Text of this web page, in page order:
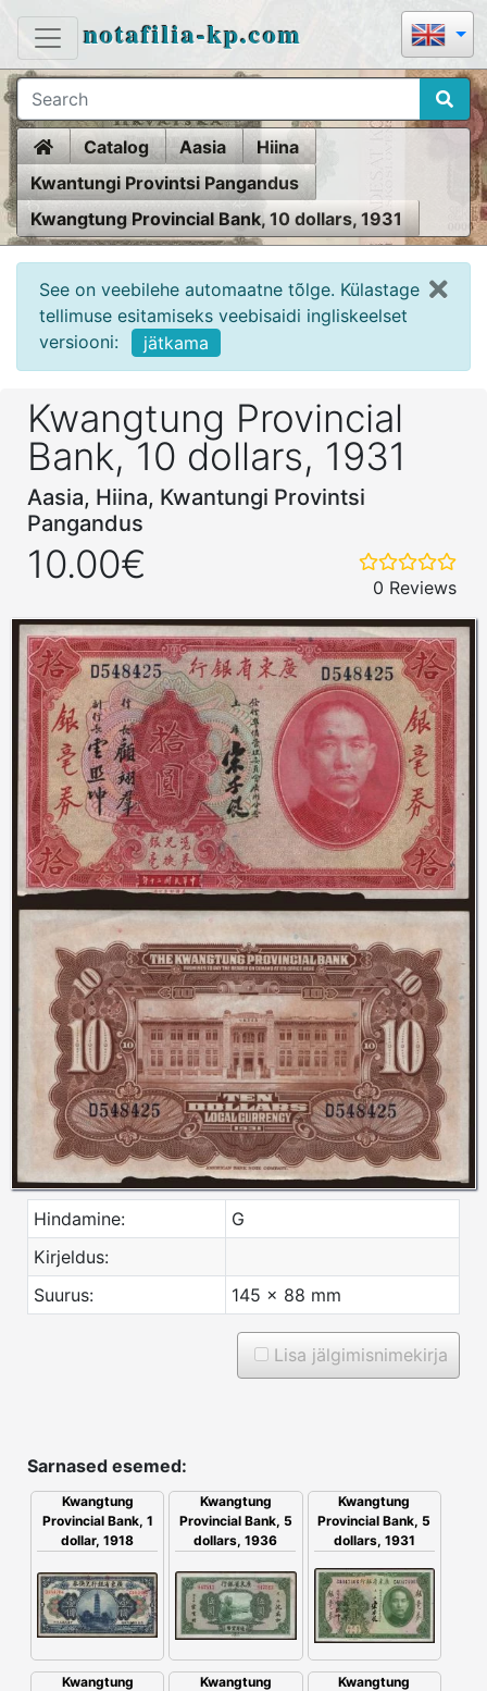
notafilia-kp.com
HomeCatalog Aasia
Hiina
Kwantungi Provintsi Pangandus
Kwangtung Provincial Bank, 10 dollars, 1931
See on veebilehe automaatne tõlge. Külastage
tellimuse esitamiseks veebisaidi ingliskeelset
versiooni:
jätkama
Kwangtung Provincial
Bank, 10 dollars, 1931
Aasia, Hiina, Kwantungi Provintsi
Pangandus
10.00€
0 Reviews
Hindamine:
G
Kirjeldus:
Suurus:
145 x 88 mm
Lisa jälgimisnimekirja
Sarnased esemed:
Kwangtung
Provincial Bank, 1
dollar, 1918
Kwangtung
Provincial Bank, 5
dollars, 1936
Kwangtung
Provincial Bank, 5
dollars, 1931
Kwangtung
Kwangtung
Kwangtung